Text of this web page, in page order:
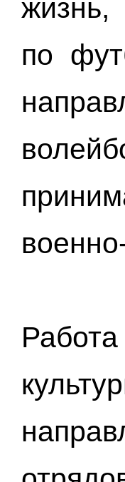
жизнь,
по